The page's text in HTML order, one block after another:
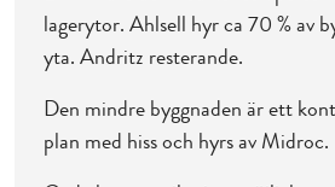
lagerytor. Ahlsell hyr ca 70 % av
yta. Andritz resterande.
Den mindre byggnaden är ett
plan med hiss och hyrs av Midroc.